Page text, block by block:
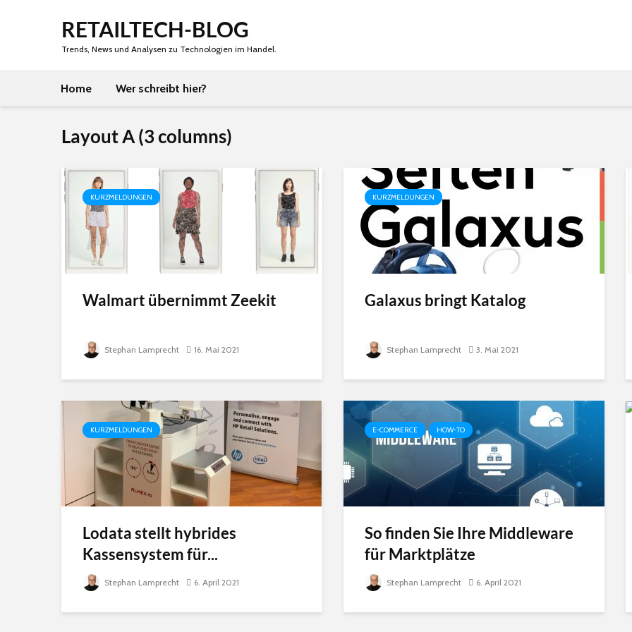
RETAILTECH-BLOG
Trends, News und Analysen zu Technologien im Handel.
Home Wer schreibt hier?
Layout A (3 columns)
KURZMELDUNGEN
Walmart übernimmt Zeekit
Stephan Lamprecht 16. Mai 2021
KURZMELDUNGEN
Galaxus bringt Katalog
Stephan Lamprecht 3. Mai 2021
KURZMELDUNGEN
Lodata stellt hybrides
Kassensystem für...
Stephan Lamprecht 6. April 2021
E-COMMERCE HOW-TO
So finden Sie Ihre Middleware
für Marktplätze
Stephan Lamprecht 6. April 2021